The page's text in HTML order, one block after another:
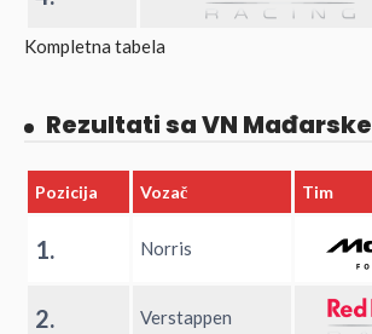
Kompletna tabela
Rezultati sa VN Mađarske
Pozicija Vozač Tim
1. Norris
2. Verstappen